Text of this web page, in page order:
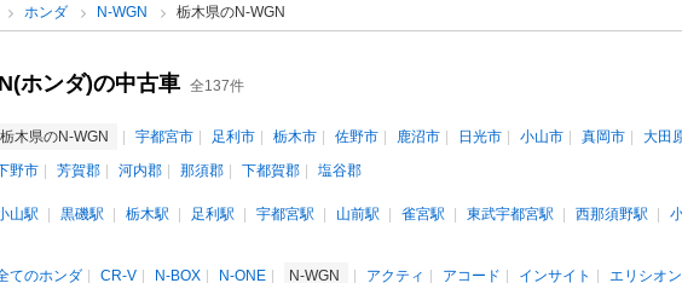
ホンダ N-WGN 栃木県のN-WGN
ホンダ)の中古車 全137件
栃木県のN-WGN 宇都宮市 足利市 栃木市 佐野市 鹿沼市 日光市 小山市 真岡市 大田
野市
芳賀郡 河内郡 那須郡 下都賀郡 塩谷郡
山駅 黒磯駅 栃木駅 足利駅 宇都宮駅 山前駅 雀宮駅 東武宇都宮駅 西那須野駅
てのホンダ CR-V N-BOX N-ONE N-WGN アクティ アコード インサイト エリシオン